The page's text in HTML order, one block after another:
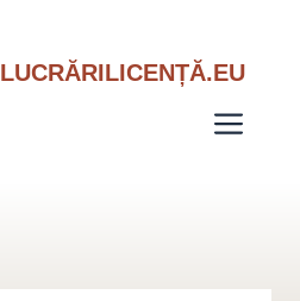
LUCRĂRILICENȚĂ.EU